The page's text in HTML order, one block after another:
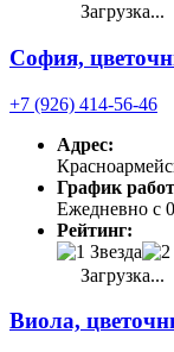
Загрузка...
София,
+7 (926) 414-56-46
Адрес:
График
Ежедневно с
Рейтинг:
Загрузка...
Виола,